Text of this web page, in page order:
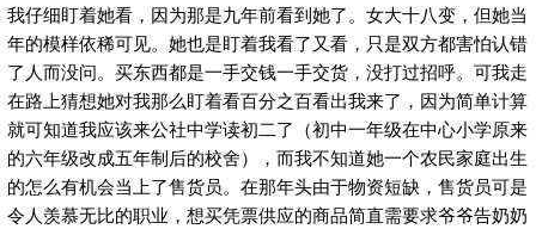
我仔细盯着她看，因为那是九年前看到她了。女大十八变，但她当
年的模样依稀可见。她也是盯着我看了又看，只是双方都害怕认错
了人而没问。买东西都是一手交钱一手交货，没打过招呼。可我走
在路上猜想她对我那么盯着看百分之百看出我来了，因为简单计算
就可知道我应该来公社中学读初二了（初中一年级在中心小学原来
的六年级改成五年制后的校舍），而我不知道她一个农民家庭出生
的怎么有机会当上了售货员。在那年头由于物资短缺，售货员可是
令人羡慕无比的职业，想买凭票供应的商品简直需要求爷爷告奶奶